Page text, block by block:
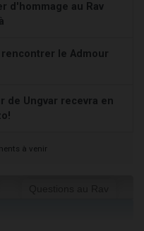
d'hommage au Rav
rencontrer le Admour
de Ungvar recevra en
à venir